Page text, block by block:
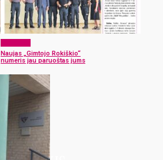
Naujas „Gimtojo Rokiškio“
numeris jau paruoštas jums